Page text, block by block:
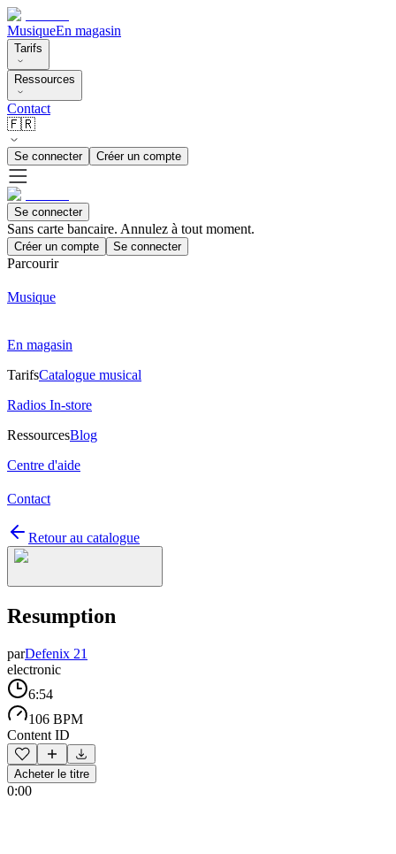
MusiqueEn magasin
Tarifs
Ressources
Contact
🇫🇷
Se connecter Créer un compte
Se connecter
Sans carte bancaire. Annulez à tout moment.
Créer un compte Se connecter
Parcourir
Musique
En magasin
TarifsCatalogue musical
Radios In-store
RessourcesBlog
Centre d'aide
Contact
Retour au catalogue
Resumption
parDefenix 21
electronic
6:54
106 BPM
Content ID
Acheter le titre
0:00